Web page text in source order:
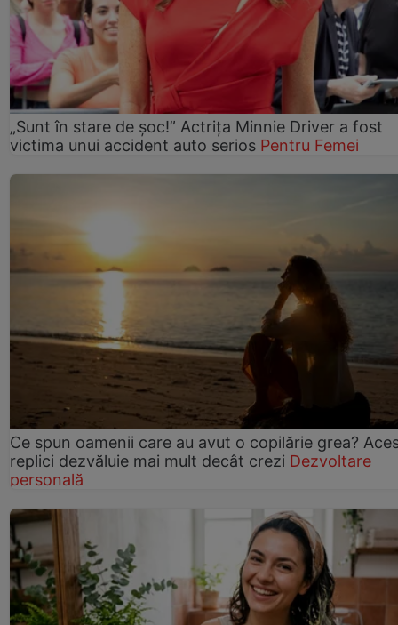
„Sunt în stare de șoc!” Actrița Minnie Driver a fost
victima unui accident auto serios Pentru Femei
Ce spun oamenii care au avut o copilărie grea?
replici dezvăluie mai mult decât crezi Dezvoltare
personală